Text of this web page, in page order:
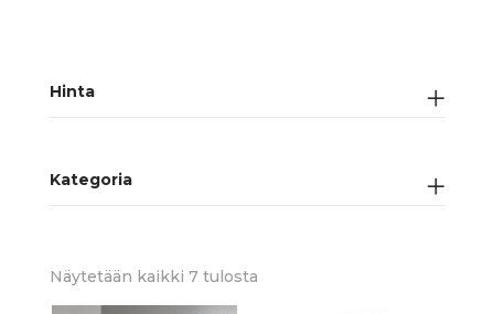
Hinta
Kategoria
Näytetään kaikki 7 tulostaSorted